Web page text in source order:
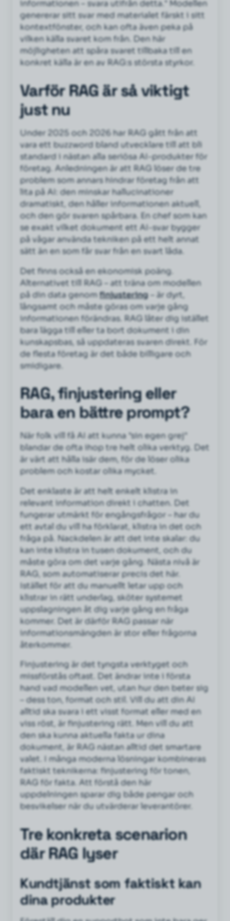
informationen – svara utifrån detta." Modellen
genererar sitt svar med materialet färskt i sitt
kontextfönster, och kan ofta även peka på
vilken källa svaret kom från. Den här
möjligheten att spåra svaret tillbaka till en
konkret källa är en av RAG:s största styrkor.
Varför RAG är så viktigt
just nu
Under 2025 och 2026 har RAG gått från att
vara ett buzzword bland utvecklare till att bli
standard i nästan alla seriösa AI-produkter för
företag. Anledningen är att RAG löser de tre
problem som annars hindrar företag från att
lita på AI: den minskar hallucinationer
dramatiskt, den håller informationen aktuell,
och den gör svaren spårbara. En chef som kan
se exakt vilket dokument ett AI-svar bygger
på vågar använda tekniken på ett helt annat
sätt än en som får svar från en svart låda.
Det finns också en ekonomisk poäng.
Alternativet till RAG – att träna om modellen
på din data genomfinjustering– är dyrt,
långsamt och måste göras om varje gång
informationen förändras. RAG låter dig istället
bara lägga till eller ta bort dokument i din
kunskapsbas, så uppdateras svaren direkt. För
de flesta företag är det både billigare och
smidigare.
RAG, finjustering eller
bara en bättre prompt?
När folk vill få AI att kunna "sin egen grej"
blandar de ofta ihop tre helt olika verktyg. Det
är värt att hålla isär dem, för de löser olika
problem och kostar olika mycket.
Det enklaste är att helt enkelt klistra in
relevant information direkt i chatten. Det
fungerar utmärkt för engångsfrågor – har du
ett avtal du vill ha förklarat, klistra in det och
fråga på. Nackdelen är att det inte skalar: du
kan inte klistra in tusen dokument, och du
måste göra om det varje gång. Nästa nivå är
RAG, som automatiserar precis det här.
Istället för att du manuellt letar upp och
klistrar in rätt underlag, sköter systemet
uppslagningen åt dig varje gång en fråga
kommer. Det är därför RAG passar när
informationsmängden är stor eller frågorna
återkommer.
Finjustering är det tyngsta verktyget och
missförstås oftast. Det ändrar inte i första
hand vad modellen vet, utan hur den beter sig
– dess ton, format och stil. Vill du att din AI
alltid ska svara i ett visst format eller med en
viss röst, är finjustering rätt. Men vill du att
den ska kunna aktuella fakta ur dina
dokument, är RAG nästan alltid det smartare
valet. I många moderna lösningar kombineras
faktiskt teknikerna: finjustering för tonen,
RAG för fakta. Att förstå den här
uppdelningen sparar dig både pengar och
besvikelser när du utvärderar leverantörer.
Tre konkreta scenarion
där RAG lyser
Kundtjänst som faktiskt kan
dina produkter